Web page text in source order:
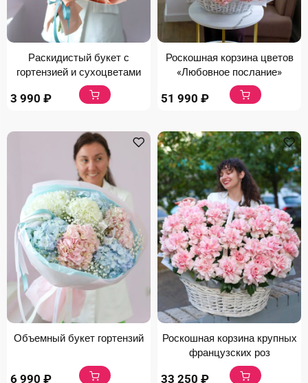
Раскидистый букет с
гортензией и сухоцветами
3 990 ₽
Роскошная корзина цветов
«Любовное послание»
51 990 ₽
Объемный букет гортензий
6 990 ₽
Роскошная корзина крупных
французских роз
33 250 ₽